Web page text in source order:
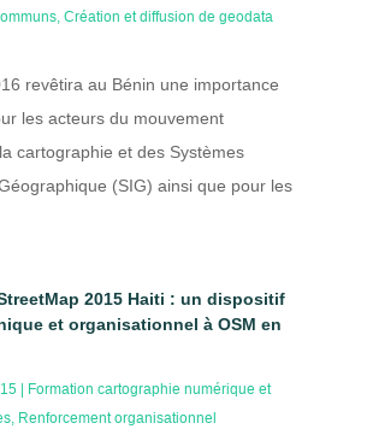
, Création et diffusion de geodata
revêtira au Bénin une importance
les acteurs du mouvement
cartographie et des Systèmes
(SIG) ainsi que pour les
2015 Haiti : un dispositif
et organisationnel à OSM en
Formation cartographie numérique et
, Renforcement organisationnel